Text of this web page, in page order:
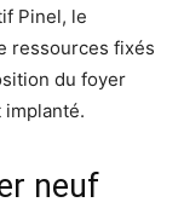
Pinel, le
ressources fixés
du foyer
implanté.
neuf